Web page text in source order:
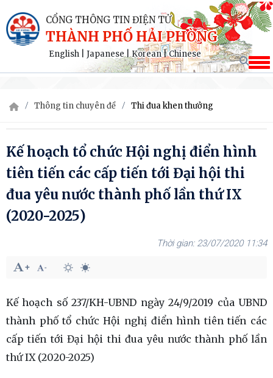
CỔNG THÔNG TIN ĐIỆN TỬ
THÀNH PHỐ HẢI PHÒNG
English Japanese|Korean|Chinese
Thông tin chuyên đề Thi đua khen thưởng
Kế hoạch tổ chức Hội nghị điển hình
tiên tiến các cấp tiến tới Đại hội thi
đua yêu nước thành phố lần thứ IX
(2020-2025)
23/07/2020 11:34
Kế hoạch số 237/KH-UBND ngày 24/9/2019 của UBND
thành phố tổ chức Hội nghị điển hình tiên tiến các
cấp tiến tới Đại hội thi đua yêu nước thành phố lần
thứ IX (2020-2025)